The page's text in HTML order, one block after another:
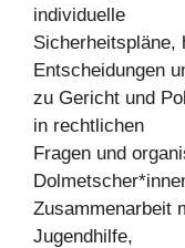
individuelle
Sicherheitspläne,
Entscheidungen
zu Gericht und
in rechtlichen
Fragen und
Zusammenarbeit
Jugendhilfe,